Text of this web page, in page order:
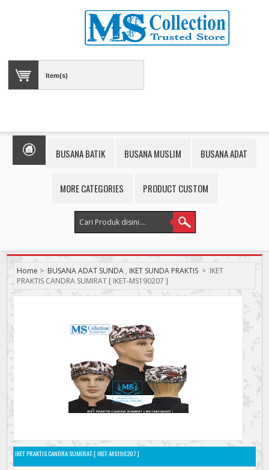
Item(s)
BUSANA BATIK BUSANA MUSLIM BUSANA ADAT
MORE CATEGORIES PRODUCT CUSTOM
Home > BUSANA ADAT SUNDA , IKET SUNDA PRAKTIS > IKET
PRAKTIS CANDRA SUMIRAT [ IKET-MS190207 ]
IKET PRAKTIS CANDRA SUMIRAT [ IKET-MS190207 ]